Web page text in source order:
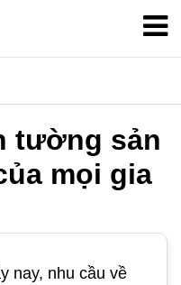
tường sản
mọi gia
nay, nhu cầu về